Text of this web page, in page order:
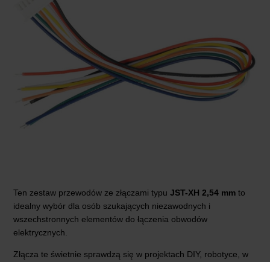
Ten zestaw przewodów ze złączami typu JST-XH 2,54 mm to
idealny wybór dla osób szukających niezawodnych i
wszechstronnych elementów do łączenia obwodów
elektrycznych.
Złącza te świetnie sprawdzą się w projektach DIY, robotyce, w